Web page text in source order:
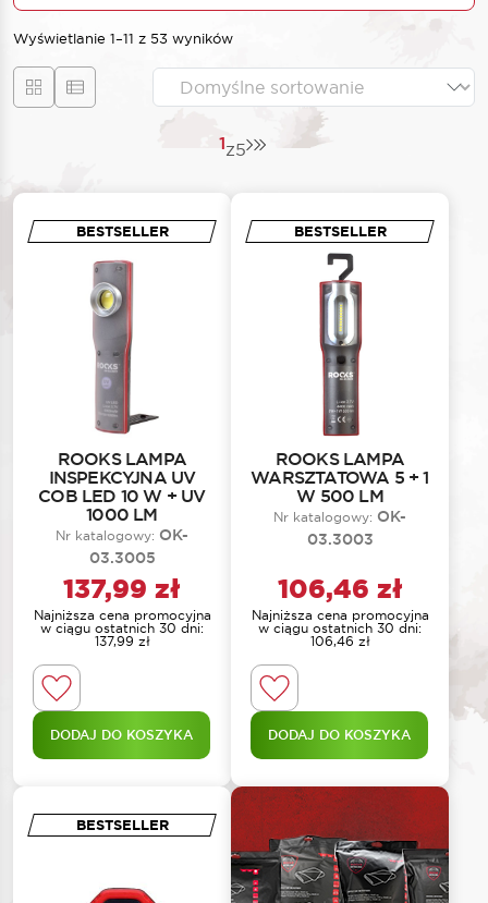
Wyświetlanie 1–11 z 53 wyników
1z5
BESTSELLER
ROOKS LAMPA
INSPEKCYJNA UV
COB LED 10 W + UV
1000 LM
Nr katalogowy: OK-
03.3005
137,99 zł
Najniższa cena promocyjna
w ciągu ostatnich 30 dni:
137,99 zł
DODAJ DO KOSZYKA
BESTSELLER
ROOKS LAMPA
WARSZTATOWA 5 + 1
W 500 LM
Nr katalogowy: OK-
03.3003
106,46 zł
Najniższa cena promocyjna
w ciągu ostatnich 30 dni:
106,46 zł
DODAJ DO KOSZYKA
BESTSELLER